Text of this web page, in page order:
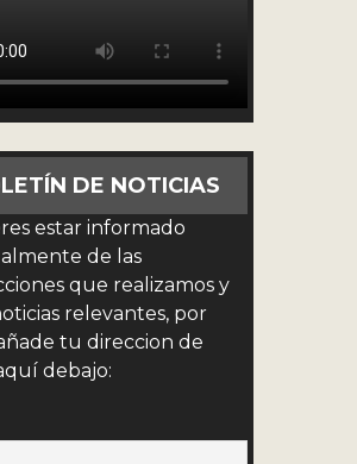
DE NOTICIAS
estar informado
de las
que realizamos y
relevantes, por
tu direccion de
debajo: